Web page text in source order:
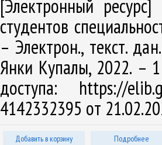
[Электронный
студентов
– Электрон., текст.
Янки Купалы, 2022. –
доступа: https://
4142332395 от
Добавить в корзину Подробнее